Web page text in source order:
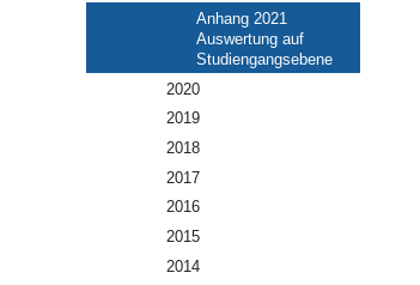
Anhang 2021
Auswertung auf
Studiengangsebene
2020
2019
2018
2017
2016
2015
2014